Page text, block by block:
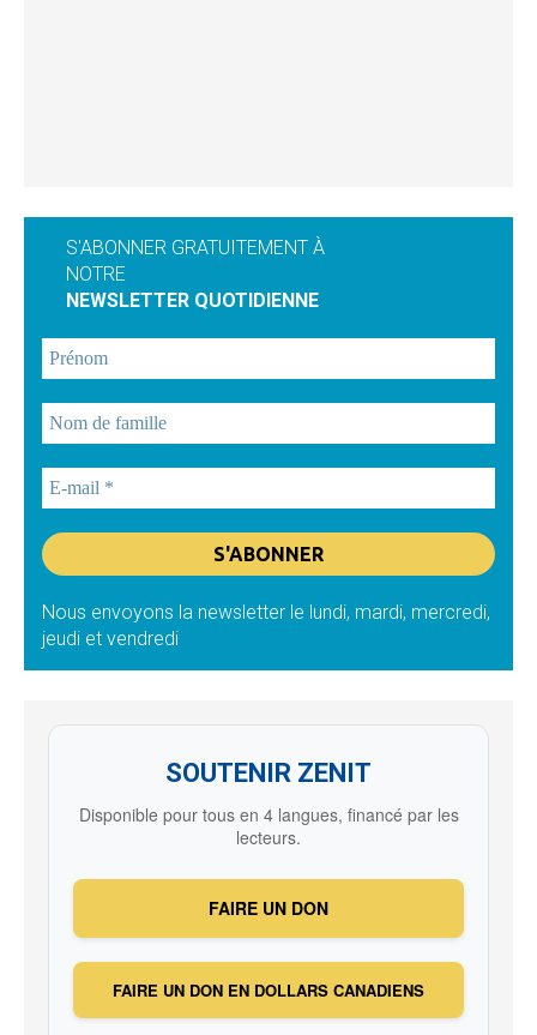
S'ABONNER GRATUITEMENT À
NOTRE
NEWSLETTER QUOTIDIENNE
Nous envoyons la newsletter le lundi, mardi, mercredi,
jeudi et vendredi
SOUTENIR ZENIT
Disponible pour tous en 4 langues, financé par les
lecteurs.
FAIRE UN DON
FAIRE UN DON EN DOLLARS CANADIENS